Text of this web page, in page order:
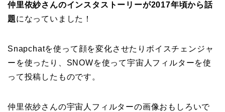
仲里依紗さんのインスタストーリーが2017年頃から話
題になっていました！
Snapchatを使って顔を変化させたりボイスチェンジャ
ーを使ったり、SNOWを使って宇宙人フィルターを使
って投稿したものです。
仲里依紗さんの宇宙人フィルターの画像おもしろいで